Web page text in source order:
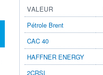
VALEUR
Pétrole Brent
CAC 40
HAFFNER ENERGY
2CRSI